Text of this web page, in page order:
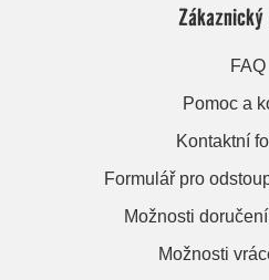
FAQ
Pomoc a
Kontaktní
Formulář pro
Možnosti
Možnosti